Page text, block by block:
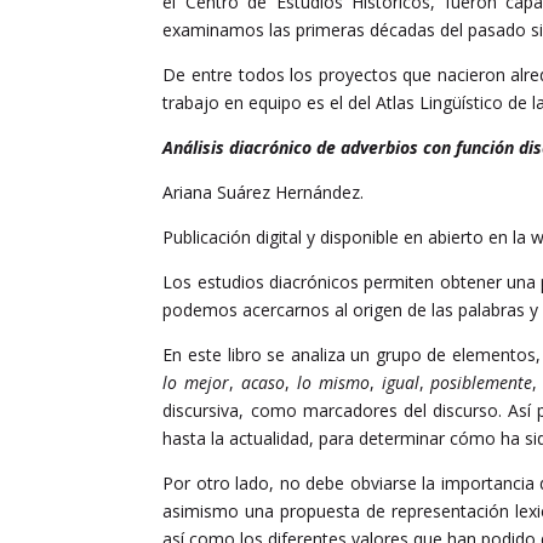
examinamos las primeras décadas del pasado
De entre todos los proyectos que nacieron
trabajo en equipo es el del Atlas Lingüístico de
Análisis diacrónico de adverbios con función
Ariana Suárez Hernández.
Publicación digital y disponible en abierto en la
Los estudios diacrónicos permiten obtener
podemos acercarnos al origen de las palabras
En este libro se analiza un grupo de
lo mejor,acaso, lo mismo, igual,posiblemente
discursiva, como marcadores del discurso.
hasta la actualidad, para determinar cómo ha
Por otro lado, no debe obviarse la
asimismo una propuesta de representación